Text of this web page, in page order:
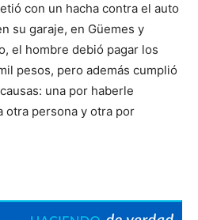
con un hacha contra el auto
su garaje, en Güemes y
el hombre debió pagar los
pesos, pero además cumplió
una por haberle
otra persona y otra por